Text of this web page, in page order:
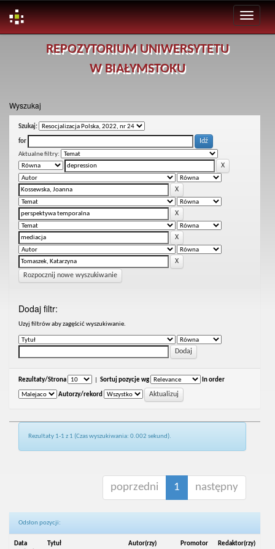
REPOZYTORIUM UNIWERSYTETU
W BIAŁYMSTOKU
Wyszukaj
Szukaj:
for
Aktualne filtry:
Rozpocznij nowe wyszukiwanie
Dodaj filtr:
Uzyj filtrów aby zagęścić wyszukiwanie.
Rezultaty/Strona Sortuj pozycje wg In order
Autorzy/rekord
Rezultaty 1-1 z 1 (Czas wyszukiwania: 0.002 sekund).
poprzedni 1 następny
Odsłon pozycji:
Data
Tytuł Autor(rzy) Promotor Redaktor(rzy)